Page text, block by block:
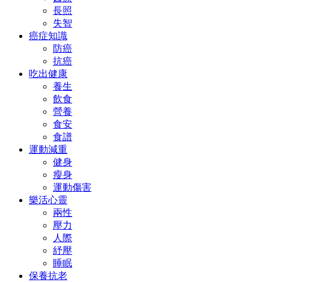
長照
失智
癌症知識
防癌
抗癌
吃出健康
養生
飲食
營養
食安
食譜
運動減重
健身
瘦身
運動傷害
樂活心靈
兩性
壓力
人際
紓壓
睡眠
保養抗老